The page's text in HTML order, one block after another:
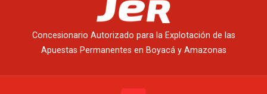
Concesionario Autorizado para la Explotación de las
Apuestas Permanentes en Boyacá y Amazonas